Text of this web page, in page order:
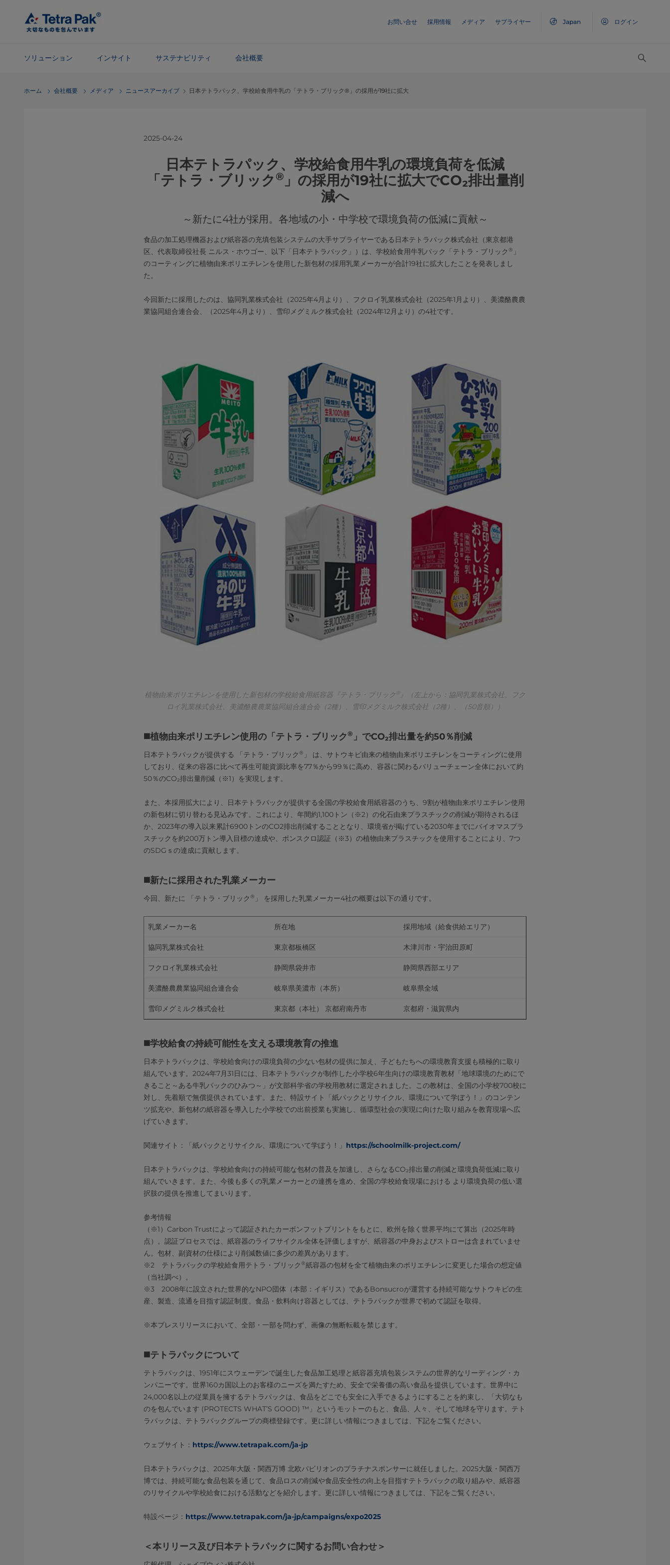
お問い合せ 採用情報 メディア サプライヤー Japan ログイン
ソリューション インサイト サステナビリティ 会社概要
ホーム 会社概要 メディア ニュースアーカイブ 日本テトラパック、学校給食用牛乳の「テトラ・ブリック®」の採用が19社に拡大
2025-04-24
日本テトラパック、学校給食用牛乳の環境負荷を低減
「テトラ・ブリック ®」の採用が19社に拡大でCO₂排出量削
減へ
～新たに4社が採用。各地域の小・中学校で環境負荷の低減に貢献～
食品の加工処理機器および紙容器の充填包装システムの大手サプライヤーである日本テトラパック株式会社（東京都港
区、代表取締役社長 ニルス・ホウゴー、以下「日本テトラパック」）は、学校給食用牛乳パック「テトラ・ブリック® 」
のコーティングに植物由来ポリエチレンを使用した新包材の採用乳業メーカーが合計19社に拡大したことを発表しまし
た。
今回新たに採用したのは、協同乳業株式会社（2025年4月より）、フクロイ乳業株式会社（2025年1月より）、美濃酪農農
業協同組合連合会、（2025年4月より）、雪印メグミルク株式会社（2024年12月より）の4社です。
植物由来ポリエチレンを使用した新包材の学校給食用紙容器『テトラ・ブリック
』（左上から：協同乳業株式会社、フク
ロイ乳業株式会社、美濃酪農農業協同組合連合会（2種）、雪印メグミルク株式会社（2種）、（50音順））
◼️植物由来ポリエチレン使用の「テトラ・ブリック® 」でCO₂排出量を約50％削減
日本テトラパックが提供する 「テトラ・ブリック® 」 は、サトウキビ由来の植物由来ポリエチレンをコーティングに使用
しており、従来の容器に比べて再生可能資源比率を77％から99％に高め、容器に関わるバリューチェーン全体において約
50％のCO₂排出量削減（※1）を実現します。
また、本採用拡大により、日本テトラパックが提供する全国の学校給食用紙容器のうち、9割が植物由来ポリエチレン使用
の新包材に切り替わる見込みです。これにより、年間約1,100トン（※2）の化石由来プラスチックの削減が期待されるほ
か、2023年の導入以来累計6900トンのCO2排出削減することとなり、環境省が掲げている2030年までにバイオマスプラ
スチックを約200万トン導入目標の達成や、ボンスクロ認証（※3）の植物由来プラスチックを使用することにより、7つ
のSDGｓの達成に貢献します。
◼️新たに採用された乳業メーカー
今回、新たに 「テトラ・ブリック® 」 を採用した乳業メーカー4社の概要は以下の通りです。
乳業メーカー名 所在地 採用地域（給食供給エリア）
協同乳業株式会社 東京都板橋区 木津川市・宇治田原町
フクロイ乳業株式会社 静岡県袋井市 静岡県西部エリア
美濃酪農農業協同組合連合会 岐阜県美濃市（本所） 岐阜県全域
雪印メグミルク株式会社 東京都（本社） 京都府南丹市 京都府・滋賀県内
◼️学校給食の持続可能性を支える環境教育の推進
日本テトラパックは、学校給食向けの環境負荷の少ない包材の提供に加え、子どもたちへの環境教育支援も積極的に取り
組んでいます。2024年7月31日には、日本テトラパックが制作した小学校6年生向けの環境教育教材「地球環境のためにで
きること～ある牛乳パックのひみつ～」が文部科学省の学校用教材に選定されました。この教材は、全国の小学校700校に
対し、先着順で無償提供されています。また、特設サイト「紙パックとリサイクル、環境について学ぼう！」のコンテン
ツ拡充や、新包材の紙容器を導入した小学校での出前授業も実施し、循環型社会の実現に向けた取り組みを教育現場へ広
げていきます。
関連サイト：「紙パックとリサイクル、環境について学ぼう！」 https://schoolmilk-project.com/
日本テトラパックは、学校給食向けの持続可能な包材の普及を加速し、さらなるCO₂排出量の削減と環境負荷低減に取り
組んでいきます。また、今後も多くの乳業メーカーとの連携を進め、全国の学校給食現場における より環境負荷の低い選
択肢の提供を推進してまいります。
参考情報
（※1）Carbon Trustによって認証されたカーボンフットプリントをもとに、欧州を除く世界平均にて算出（2025年時
点）。認証プロセスでは、紙容器のライフサイクル全体を評価しますが、紙容器の中身およびストローは含まれていませ
ん。包材、副資材の仕様により削減数値に多少の差異があります。
※2 テトラパックの学校給食用テトラ・ブリック®紙容器の包材を全て植物由来のポリエチレンに変更した場合の想定値
（当社調べ）。
※3 2008年に設立された世界的なNPO団体（本部：イギリス）であるBonsucroが運営する持続可能なサトウキビの生
産、製造、流通を目指す認証制度。食品・飲料向け容器としては、テトラパックが世界で初めて認証を取得。
※本プレスリリースにおいて、全部・一部を問わず、画像の無断転載を禁じます。
◼️テトラパックについて
テトラパックは、1951年にスウェーデンで誕生した食品加工処理と紙容器充填包装システムの世界的なリーディング・カ
ンパニーです。世界160カ国以上のお客様のニーズを満たすため、安全で栄養価の高い食品を提供しています。世界中に
24,000名以上の従業員を擁するテトラパックは、食品をどこでも安全に入手できるようにすることを約束し、「大切なも
のを包んでいます (PROTECTS WHAT’S GOOD) ™」というモットーのもと、食品、人々、そして地球を守ります。テト
ラパックは、テトラパックグループの商標登録です。更に詳しい情報につきましては、下記をご覧ください。
ウェブサイト： https://www.tetrapak.com/ja-jp
日本テトラパックは、2025年大阪・関西万博 北欧パビリオンのプラチナスポンサーに就任しました。2025大阪・関西万
博では、持続可能な食品包装を通じて、食品ロスの削減や食品安全性の向上を目指すテトラパックの取り組みや、紙容器
のリサイクルや学校給食における活動などを紹介します。更に詳しい情報につきましては、下記をご覧ください。
特設ページ： https://www.tetrapak.com/ja-jp/campaigns/expo2025
＜本リリース及び日本テトラパックに関するお問い合わせ＞